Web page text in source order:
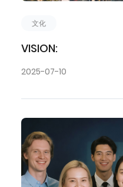
文化
VISION:
2025-07-10